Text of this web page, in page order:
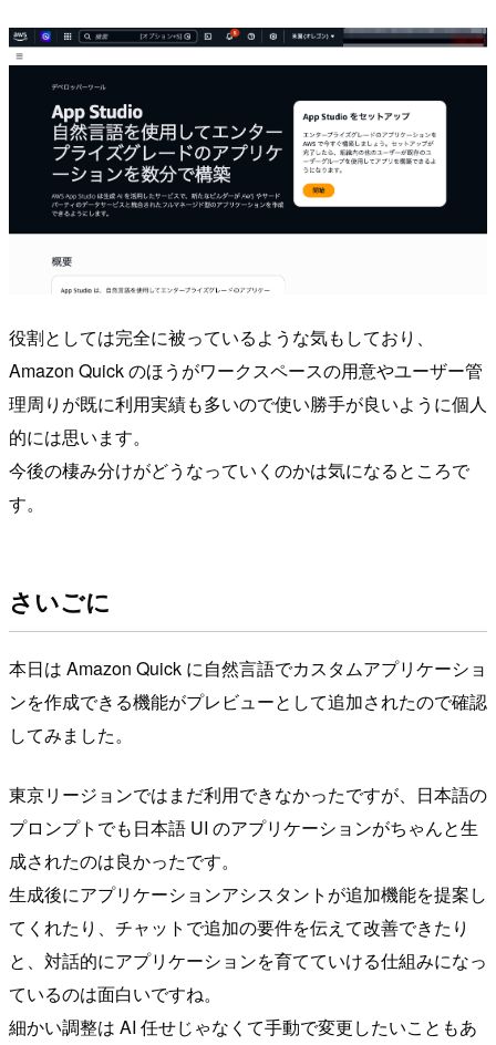
役割としては完全に被っているような気もしており、
Amazon Quick のほうがワークスペースの用意やユーザー管
理周りが既に利用実績も多いので使い勝手が良いように個人
的には思います。
今後の棲み分けがどうなっていくのかは気になるところで
す。
さいごに
本日は Amazon Quick に自然言語でカスタムアプリケーショ
ンを作成できる機能がプレビューとして追加されたので確認
してみました。
東京リージョンではまだ利用できなかったですが、日本語の
プロンプトでも日本語 UI のアプリケーションがちゃんと生
成されたのは良かったです。
生成後にアプリケーションアシスタントが追加機能を提案し
てくれたり、チャットで追加の要件を伝えて改善できたり
と、対話的にアプリケーションを育てていける仕組みになっ
ているのは面白いですね。
細かい調整は AI 任せじゃなくて手動で変更したいこともあ